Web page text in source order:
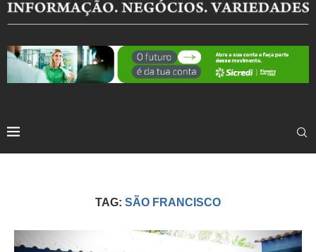
TAG: SÃO FRANCISCO